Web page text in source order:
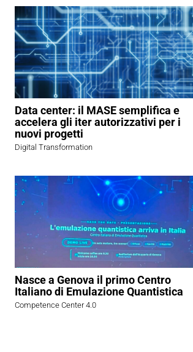
Data center: il MASE semplifica e
accelera gli iter autorizzativi per i
nuovi progetti
Digital Transformation
Nasce a Genova il primo Centro
Italiano di Emulazione Quantistica
Competence Center 4.0